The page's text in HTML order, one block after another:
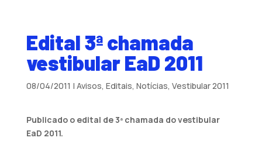
Edital 3ª chamada
vestibular EaD 2011
08/04/2011 | Avisos, Editais, Notícias, Vestibular 2011
Publicado o edital de 3ª chamada do vestibular
EaD 2011.